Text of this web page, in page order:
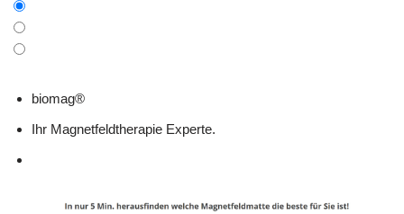
biomag®
Ihr Magnetfeldtherapie Experte.